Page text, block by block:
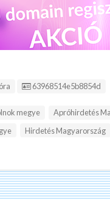
Hirdetés ID:
63968514e5b8854d
megye Apróhirdetés
Hirdetés Magyarország